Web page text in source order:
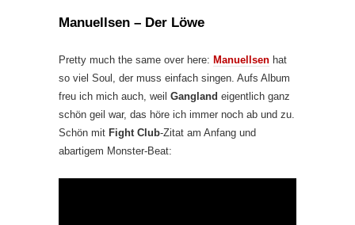
Manuellsen – Der Löwe
Pretty much the same over here: Manuellsen hat
so viel Soul, der muss einfach singen. Aufs Album
freu ich mich auch, weil Gangland eigentlich ganz
schön geil war, das höre ich immer noch ab und zu.
Schön mit Fight Club-Zitat am Anfang und
abartigem Monster-Beat: